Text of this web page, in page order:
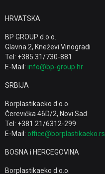
HRVATSKA
BP GROUP d.o.o.
Glavna 2, Kneževi Vinogradi
Tel: +385 31/730-881
E-Mail: info@bp-group.hr
SRBIJA
Borplastikaeko d.o.o.
Čerevićka 46D/2, Novi Sad
Tel: +381 21/6312-299
E-Mail: office@borplastikaeko.rs
BOSNA i HERCEGOVINA
Borplastikaeko d.o.o.